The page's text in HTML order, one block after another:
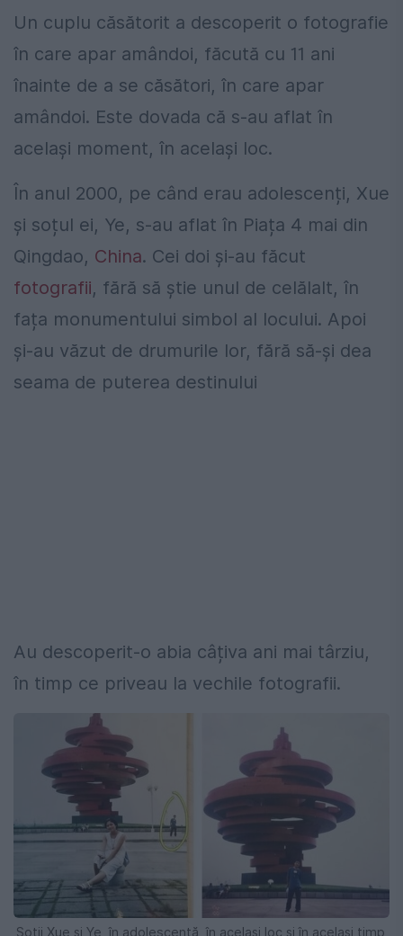
Un cuplu căsătorit a descoperit o fotografie
în care apar amândoi, făcută cu 11 ani
înainte de a se căsători, în care apar
amândoi. Este dovada că s-au aflat în
același moment, în același loc.
În anul 2000, pe când erau adolescenți, Xue
și soțul ei, Ye, s-au aflat în Piața 4 mai din
Qingdao, China. Cei doi și-au făcut
fotografii, fără să știe unul de celălalt, în
fața monumentului simbol al locului. Apoi
și-au văzut de drumurile lor, fără să-și dea
seama de puterea destinului
Au descoperit-o abia câțiva ani mai târziu,
în timp ce priveau la vechile fotografii.
Soții Xue și Ye, în adolescență, în același loc și în același timp